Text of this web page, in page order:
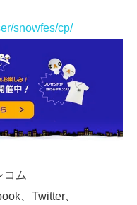
snowfes/cp/
コム
、Twitter、